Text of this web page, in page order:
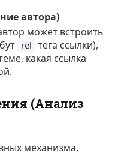
автора)
может встроить
rel тега ссылки),
какая ссылка
(Анализ
механизма,